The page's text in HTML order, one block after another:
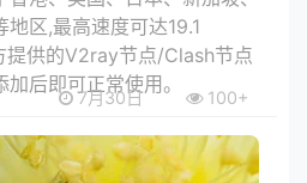
区,最高速度可达19.1
提供的V2ray节点/Clash节点
后即可正常使用。
7月30日 100+